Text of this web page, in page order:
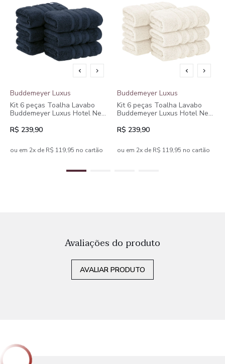
Buddemeyer Luxus
Kit 6 peças Toalha Lavabo
Buddemeyer Luxus Hotel New
R$ 239,90
ou em 2x de R$ 119,95 no cartão
Buddemeyer Luxus
Kit 6 peças Toalha Lavabo
Buddemeyer Luxus Hotel New
R$ 239,90
ou em 2x de R$ 119,95 no cartão
Avaliações do produto
AVALIAR PRODUTO